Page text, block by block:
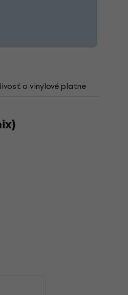
o vinylové platne